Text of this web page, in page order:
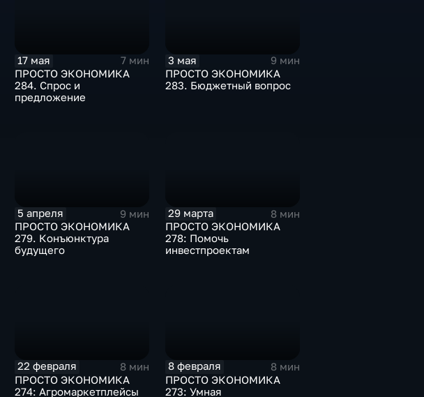
17 мая
7 мин
ПРОСТО ЭКОНОМИКА
284. Спрос и
предложение
3 мая
9 мин
ПРОСТО ЭКОНОМИКА
283. Бюджетный вопрос
5 апреля
9 мин
ПРОСТО ЭКОНОМИКА
279. Конъюнктура
будущего
29 марта
8 мин
ПРОСТО ЭКОНОМИКА
278: Помочь
инвестпроектам
22 февраля
8 мин
ПРОСТО ЭКОНОМИКА
274: Агромаркетплейсы
8 февраля
8 мин
ПРОСТО ЭКОНОМИКА
273: Умная